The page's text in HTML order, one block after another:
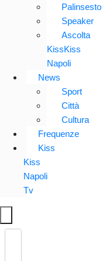
Palinsesto
Speaker
Ascolta
KissKiss
Napoli
News
Sport
Città
Cultura
Frequenze
Kiss
Kiss
Napoli
Tv